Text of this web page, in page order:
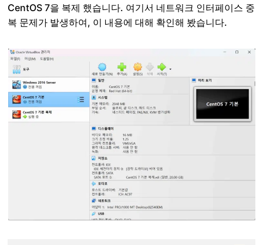
CentOS 7을 복제 했습니다. 여기서 네트워크 인터페이스 중
복 문제가 발생하여, 이 내용에 대해 확인해 봤습니다.